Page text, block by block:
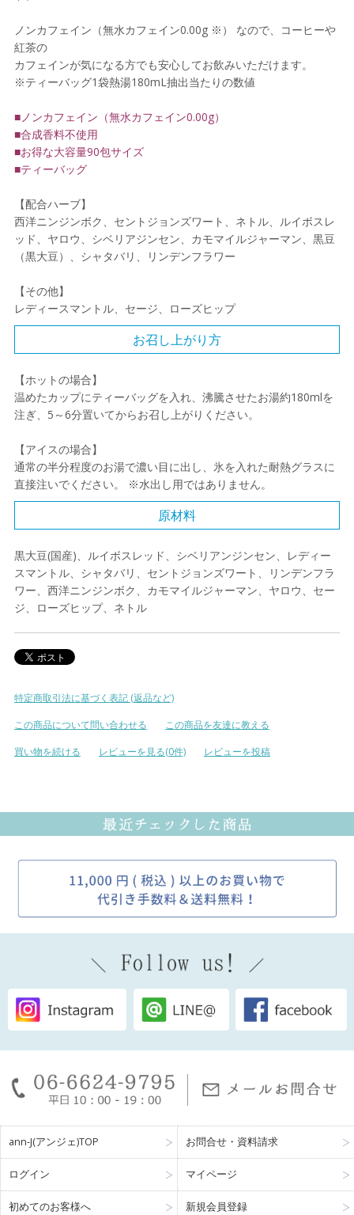
ノンカフェイン（無水カフェイン0.00g ※） なので、コーヒーや
紅茶の
カフェインが気になる方でも安心してお飲みいただけます。
※ティーバッグ1袋熱湯180mL抽出当たりの数値
■ノンカフェイン（無水カフェイン0.00g）
■合成香料不使用
■お得な大容量90包サイズ
■ティーバッグ
【配合ハーブ】
西洋ニンジンボク、セントジョンズワート、ネトル、ルイボスレ
ッド、ヤロウ、シベリアジンセン、カモマイルジャーマン、黒豆
（黒大豆）、シャタバリ、リンデンフラワー
【その他】
レディースマントル、セージ、ローズヒップ
お召し上がり方
【ホットの場合】
温めたカップにティーバッグを入れ、沸騰させたお湯約180mlを
注ぎ、5～6分置いてからお召し上がりください。
【アイスの場合】
通常の半分程度のお湯で濃い目に出し、氷を入れた耐熱グラスに
直接注いでください。 ※水出し用ではありません。
原材料
黒大豆(国産)、ルイボスレッド、シベリアンジンセン、レディー
スマントル、シャタバリ、セントジョンズワート、リンデンフラ
ワー、西洋ニンジンボク、カモマイルジャーマン、ヤロウ、セー
ジ、ローズヒップ、ネトル
特定商取引法に基づく表記 (返品など)
この商品について問い合わせる
この商品を友達に教える
買い物を続ける
レビューを見る(0件) レビューを投稿
ann-J(アンジェ)TOP お問合せ・資料請求
ログイン マイページ
初めてのお客様へ 新規会員登録